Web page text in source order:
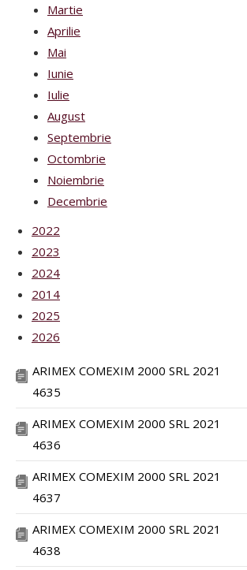
Martie
Aprilie
Mai
Iunie
Iulie
August
Septembrie
Octombrie
Noiembrie
Decembrie
2022
2023
2024
2014
2025
2026
ARIMEX COMEXIM 2000 SRL 2021
4635
ARIMEX COMEXIM 2000 SRL 2021
4636
ARIMEX COMEXIM 2000 SRL 2021
4637
ARIMEX COMEXIM 2000 SRL 2021
4638